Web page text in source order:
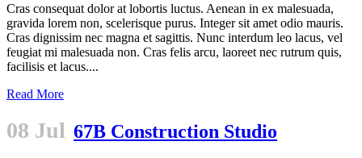
Cras consequat dolor at lobortis luctus. Aenean in ex malesuada,
gravida lorem non, scelerisque purus. Integer sit amet odio mauris.
Cras dignissim nec magna et sagittis. Nunc interdum leo lacus, vel
feugiat mi malesuada non. Cras felis arcu, laoreet nec rutrum quis,
facilisis et lacus....
Read More
08 Jul 67B Construction Studio